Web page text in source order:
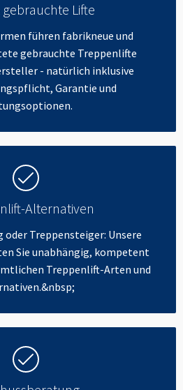
gebrauchte Lifte
führen fabrikneue und
gebrauchte Treppenlifte
- natürlich inklusive
Garantie und
Alternativen
oder Treppensteiger: Unsere
Sie unabhängig, kompetent
Treppenlift-Arten und